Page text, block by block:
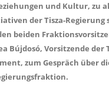
und Kultur, zu
der Tisza-Regierung
beiden
Bújdosó, Vorsitzende der
zum Gespräch über